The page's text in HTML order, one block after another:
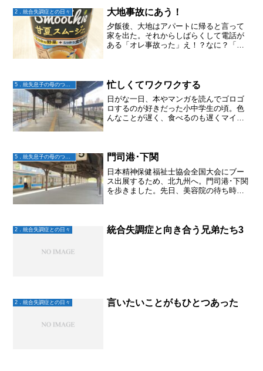
2．統合失調症との日々 大地事故にあう！
夕飯後、大地はアパートに帰ると言って
家を出た。それからしばらくして電話が
ある「オレ事故った」え！？なに？「車
わかったらすぐに教えて！「...
忙しくてワクワクする
日がな一日、本やマンガを読んでゴロゴ
ロするのが好きだった小中学生の頃。色
んなことが遅く、食べるのも遅くマイペ
今、やらないといけない何か...
5．統失息子の母のつぶやき 門司港･下関
日本精神保健福祉士協会全国大会にブー
ス出展するため、北九州へ。門司港･下関
を歩きました。先日、美容院の待ち時間
い？これはもう行けってこ...
2．統合失調症との日々 統合失調症と向き合う兄弟たち3
2．統合失調症との日々 言いたいことがもひとつあった